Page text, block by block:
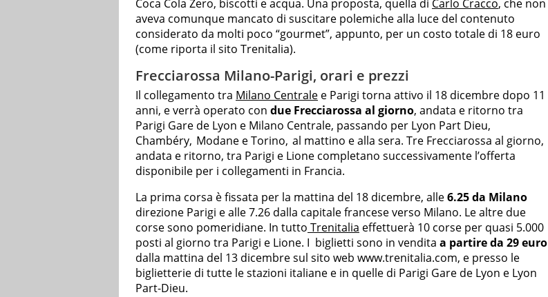
Coca Cola Zero, biscotti e acqua. Una proposta, quella di Carlo Cracco, che non
aveva comunque mancato di suscitare polemiche alla luce del contenuto
considerato da molti poco “gourmet”, appunto, per un costo totale di 18 euro
(come riporta il sito Trenitalia).
Frecciarossa Milano-Parigi, orari e prezzi
Il collegamento tra Milano Centrale e Parigi torna attivo il 18 dicembre dopo 11
anni, e verrà operato con due Frecciarossa al giorno, andata e ritorno tra
Parigi Gare de Lyon e Milano Centrale, passando per Lyon Part Dieu,
Chambéry, Modane e Torino, al mattino e alla sera. Tre Frecciarossa al giorno,
andata e ritorno, tra Parigi e Lione completano successivamente l’offerta
disponibile per i collegamenti in Francia.
La prima corsa è fissata per la mattina del 18 dicembre, alle6.25 da Milano
direzione Parigi e alle 7.26 dalla capitale francese verso Milano. Le altre due
corse sono pomeridiane. In tutto Trenitalia effettuerà 10 corse per quasi 5.000
posti al giorno tra Parigi e Lione. I biglietti sono in vendita a partire da 29 euro
dalla mattina del 13 dicembre sul sito web www.trenitalia.com, e presso le
biglietterie di tutte le stazioni italiane e in quelle di Parigi Gare de Lyon e Lyon
Part-Dieu.